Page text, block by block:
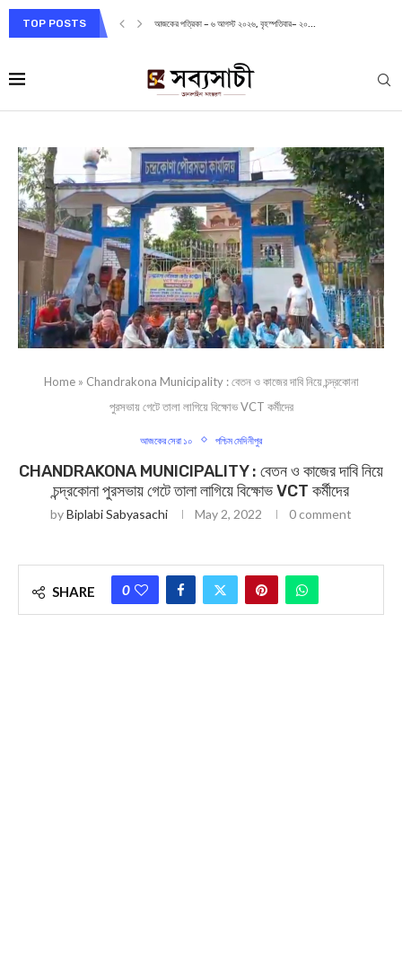
TOP POSTS আজকের পত্রিকা – ৬ আগস্ট ২০২৬, বৃহস্পতিবার– ২০...
Home» Chandrakona Municipality : বেতন ও কাজের দাবি নিয়ে চন্দ্রকোনা
পুরসভায় গেটে তালা লাগিয়ে বিক্ষোভ VCT কর্মীদের
আজকের সেরা ১০ পশ্চিম মেদিনীপুর
CHANDRAKONA MUNICIPALITY : বেতন ও কাজের দাবি নিয়ে
চন্দ্রকোনা পুরসভায় গেটে তালা লাগিয়ে বিক্ষোভ VCT কর্মীদের
byBiplabi Sabyasachi May 2, 2022 0 comment
SHARE 0